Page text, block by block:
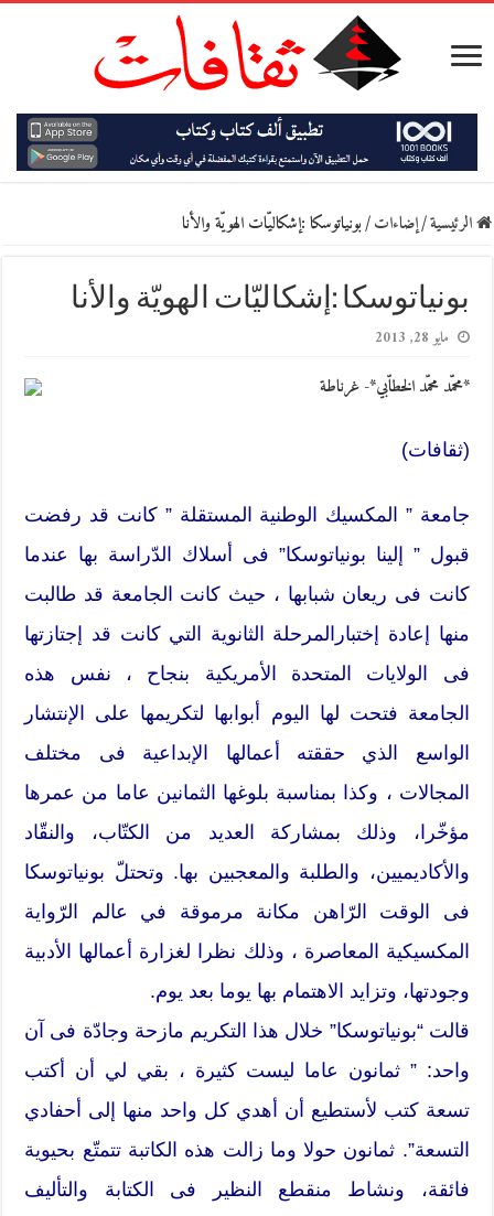
الرئيسية/إضاءات/بونياتوسكا :إشكاليّات الهويّة والأنا
بونياتوسكا :إشكاليّات الهويّة والأنا
مايو 28, 2013
*محمّد محمّد الخطاّبي*- غرناطة
(ثقافات)
جامعة ” المكسيك الوطنية المستقلة ” كانت قد رفضت
قبول ” إلينا بونياتوسكا” فى أسلاك الدّراسة بها عندما
كانت فى ريعان شبابها ، حيث كانت الجامعة قد طالبت
منها إعادة إختبارالمرحلة الثانوية التي كانت قد إجتازتها
فى الولايات المتحدة الأمريكية بنجاح ، نفس هذه
الجامعة فتحت لها اليوم أبوابها لتكريمها على الإنتشار
الواسع الذي حققته أعمالها الإبداعية فى مختلف
المجالات ، وكذا بمناسبة بلوغها الثمانين عاما من عمرها
مؤخّرا، وذلك بمشاركة العديد من الكتّاب، والنقّاد
والأكاديميين، والطلبة والمعجبين بها. وتحتلّ بونياتوسكا
فى الوقت الرّاهن مكانة مرموقة في عالم الرّواية
المكسيكية المعاصرة ، وذلك نظرا لغزارة أعمالها الأدبية
وجودتها، وتزايد الاهتمام بها يوما بعد يوم.
قالت “بونياتوسكا” خلال هذا التكريم مازحة وجادّة فى آن
واحد: ” ثمانون عاما ليست كثيرة ، بقي لي أن أكتب
تسعة كتب لأستطيع أن أهدي كل واحد منها إلى أحفادي
التسعة”. ثمانون حولا وما زالت هذه الكاتبة تتمتّع بحيوية
فائقة، ونشاط منقطع النظير فى الكتابة والتأليف